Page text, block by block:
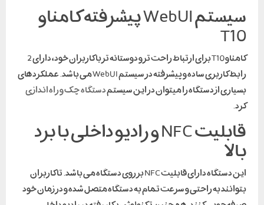
سیستم WebUI پیشرفته کامناو
T10
کامناو T10 برای ارتباط راحت تر و دوستانه تر با کاربران خود، دارای 2
رابط کاربری ساده و پیشرفته در سیستم WebUI می باشد. عملکردهای
بسیاری از دستگاه را میتوان در این سیستمدستگاه چک و راه اندازی
کرد.
قابلیت NFC و رادیو داخلی با برد
بالا
این دستگاه دارای قابلیت NFC بر روی دستگاه می باشد. تا کاربران
بتوانند به راحتی و سرعت تمام به دستگاه متصل شده و در زمان خود